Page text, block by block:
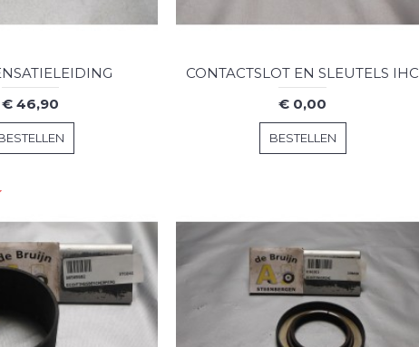
€ 46,90
CONTACTSLOT EN SLEUTELS IHC
€ 0,00
BESTELLEN